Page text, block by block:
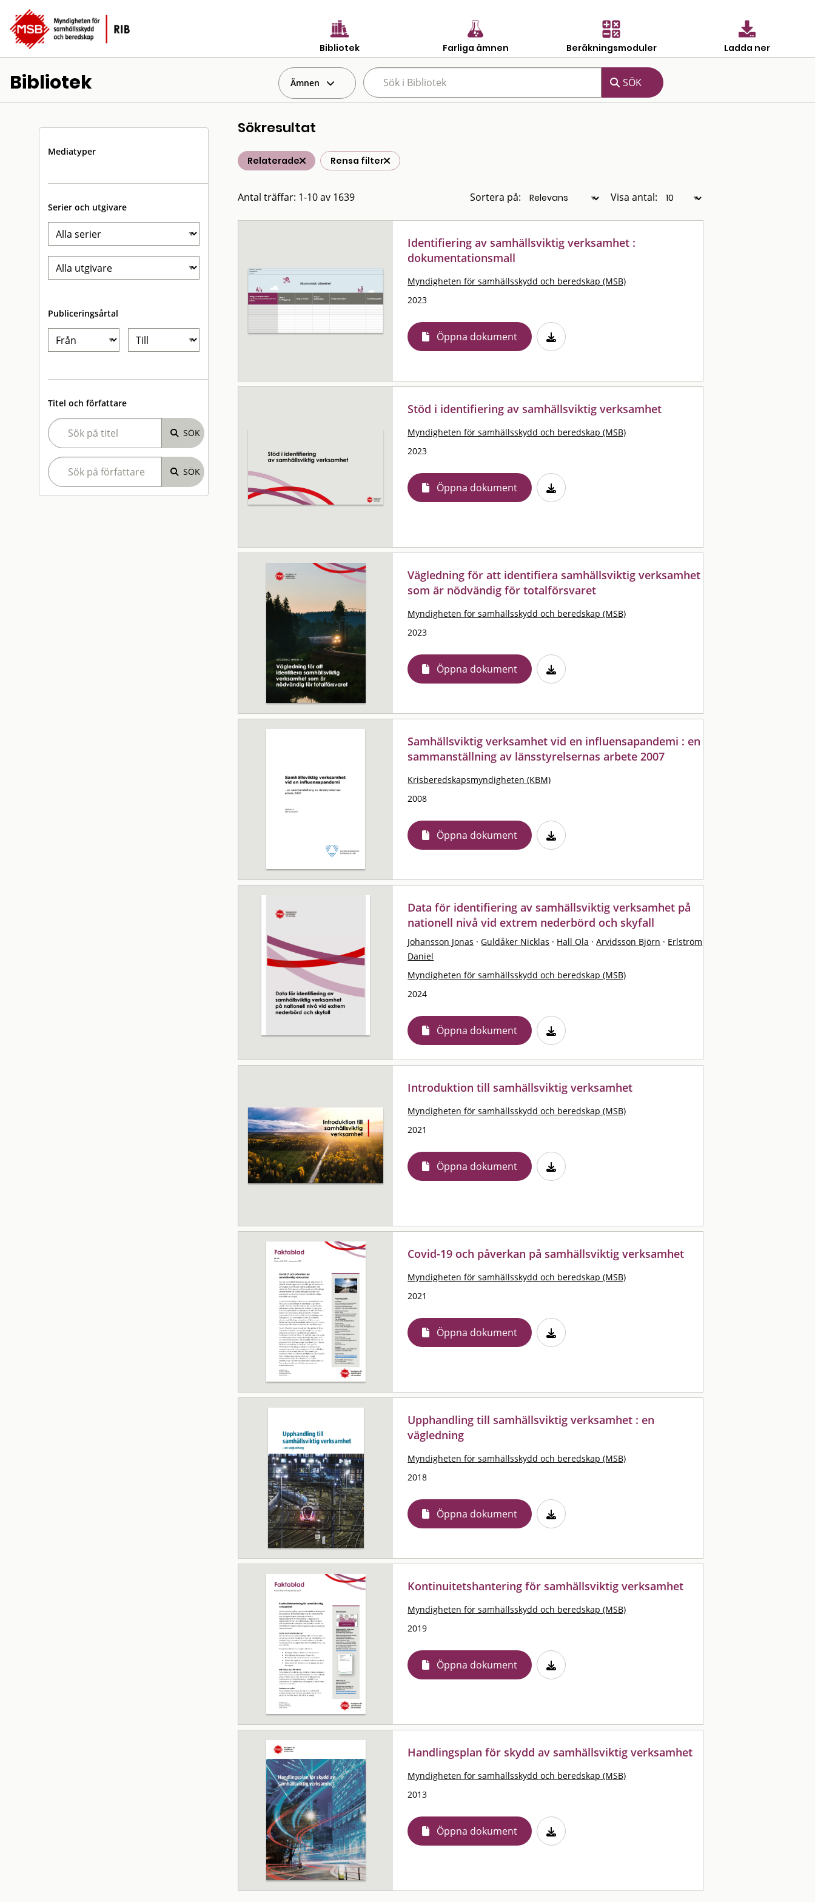
Bibliotek Farliga ämnen Beräkningsmoduler Ladda ner
Bibliotek Ämnen
Mediatyper
Serier och utgivare
Publiceringsårtal
Titel och författare
Sökresultat
Relaterade Rensa filter
Antal träffar: 1-10 av 1639 Sortera på: Visa antal:
Identifiering av samhällsviktig verksamhet :
dokumentationsmall
Myndigheten för samhällsskydd och beredskap (MSB)
2023
Öppna dokument
Stöd i identifiering av samhällsviktig verksamhet
Myndigheten för samhällsskydd och beredskap (MSB)
2023
Öppna dokument
Vägledning för att identifiera samhällsviktig verksamhet
som är nödvändig för totalförsvaret
Myndigheten för samhällsskydd och beredskap (MSB)
2023
Öppna dokument
Samhällsviktig verksamhet vid en influensapandemi : en
sammanställning av länsstyrelsernas arbete 2007
Krisberedskapsmyndigheten (KBM)
2008
Öppna dokument
Data för identifiering av samhällsviktig verksamhet på
nationell nivå vid extrem nederbörd och skyfall
Johansson Jonas · Guldåker Nicklas · Hall Ola · Arvidsson Björn · Erlström
Daniel
Myndigheten för samhällsskydd och beredskap (MSB)
2024
Öppna dokument
Introduktion till samhällsviktig verksamhet
Myndigheten för samhällsskydd och beredskap (MSB)
2021
Öppna dokument
Covid-19 och påverkan på samhällsviktig verksamhet
Myndigheten för samhällsskydd och beredskap (MSB)
2021
Öppna dokument
Upphandling till samhällsviktig verksamhet : en
vägledning
Myndigheten för samhällsskydd och beredskap (MSB)
2018
Öppna dokument
Kontinuitetshantering för samhällsviktig verksamhet
Myndigheten för samhällsskydd och beredskap (MSB)
2019
Öppna dokument
Handlingsplan för skydd av samhällsviktig verksamhet
Myndigheten för samhällsskydd och beredskap (MSB)
2013
Öppna dokument